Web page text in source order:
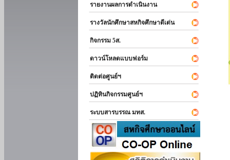
รายงานผลการดำเนินงาน
รางวัลนักศึกษาสหกิจศึกษาดีเด่น
กิจกรรม 5ส.
ดาวน์โหลดแบบฟอร์ม
ติดต่อศูนย์ฯ
ปฏิทินกิจกรรมศูนย์ฯ
ระบบสารบรรณ มทส.